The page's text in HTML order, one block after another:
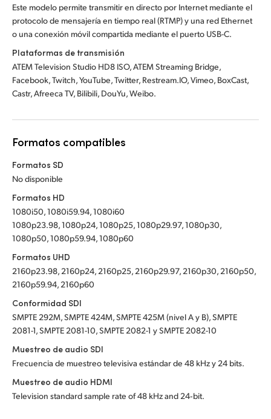
Este modelo permite transmitir en directo por Internet mediante el
protocolo de mensajería en tiempo real (RTMP) y una red Ethernet
o una conexión móvil compartida mediante el puerto USB-C.
Plataformas de transmisión
ATEM Television Studio HD8 ISO, ATEM Streaming Bridge,
Facebook, Twitch, YouTube, Twitter, Restream.IO, Vimeo, BoxCast,
Castr, Afreeca TV, Bilibili, DouYu, Weibo.
Formatos compatibles
Formatos SD
No disponible
Formatos HD
1080i50, 1080i59.94, 1080i60
1080p23.98, 1080p24, 1080p25, 1080p29.97, 1080p30,
1080p50, 1080p59.94, 1080p60
Formatos UHD
2160p23.98, 2160p24, 2160p25, 2160p29.97, 2160p30, 2160p50,
2160p59.94, 2160p60
Conformidad SDI
SMPTE 292M, SMPTE 424M, SMPTE 425M (nivel A y B), SMPTE
2081-1, SMPTE 2081-10, SMPTE 2082-1 y SMPTE 2082-10
Muestreo de audio SDI
Frecuencia de muestreo televisiva estándar de 48 kHz y 24 bits.
Muestreo de audio HDMI
Television standard sample rate of 48 kHz and 24‑bit.